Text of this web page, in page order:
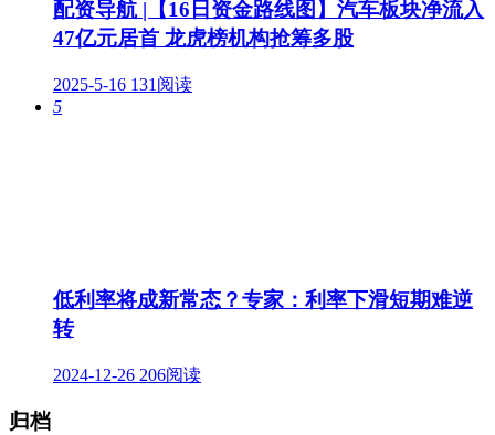
配资导航 |【16日资金路线图】汽车板块净流入
47亿元居首 龙虎榜机构抢筹多股
2025-5-16 131阅读
5
低利率将成新常态？专家：利率下滑短期难逆
转
2024-12-26 206阅读
归档